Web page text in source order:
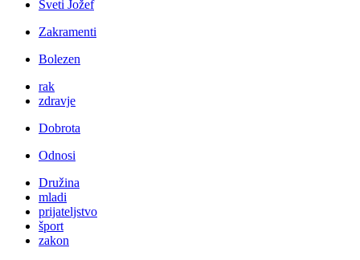
Sveti Jožef
Zakramenti
Bolezen
rak
zdravje
Dobrota
Odnosi
Družina
mladi
prijateljstvo
šport
zakon